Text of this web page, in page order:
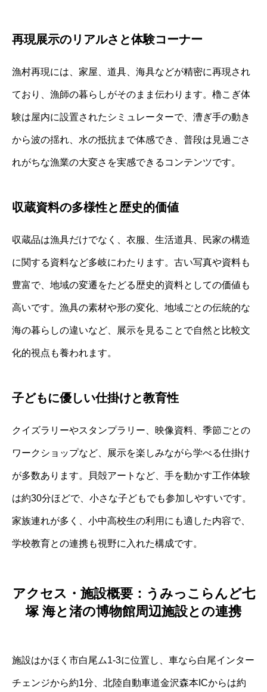
再現展示のリアルさと体験コーナー
漁村再現には、家屋、道具、海具などが精密に再現され
ており、漁師の暮らしがそのまま伝わります。櫓こぎ体
験は屋内に設置されたシミュレーターで、漕ぎ手の動き
から波の揺れ、水の抵抗まで体感でき、普段は見過ごさ
れがちな漁業の大変さを実感できるコンテンツです。
収蔵資料の多様性と歴史的価値
収蔵品は漁具だけでなく、衣服、生活道具、民家の構造
に関する資料など多岐にわたります。古い写真や資料も
豊富で、地域の変遷をたどる歴史的資料としての価値も
高いです。漁具の素材や形の変化、地域ごとの伝統的な
海の暮らしの違いなど、展示を見ることで自然と比較文
化的視点も養われます。
子どもに優しい仕掛けと教育性
クイズラリーやスタンプラリー、映像資料、季節ごとの
ワークショップなど、展示を楽しみながら学べる仕掛け
が多数あります。貝殻アートなど、手を動かす工作体験
は約30分ほどで、小さな子どもでも参加しやすいです。
家族連れが多く、小中高校生の利用にも適した内容で、
学校教育との連携も視野に入れた構成です。
アクセス・施設概要：うみっこらんど七
塚 海と渚の博物館周辺施設との連携
施設はかほく市白尾ム1-3に位置し、車なら白尾インター
チェンジから約1分、北陸自動車道金沢森本ICからは約